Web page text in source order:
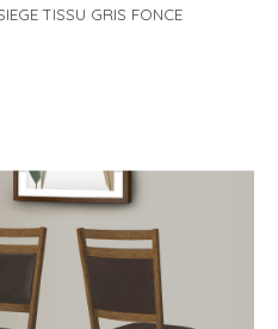
TISSU GRIS FONCE